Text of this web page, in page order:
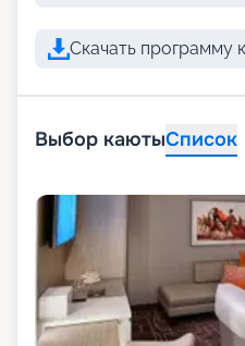
Скачать программу
Выбор каютыСписок